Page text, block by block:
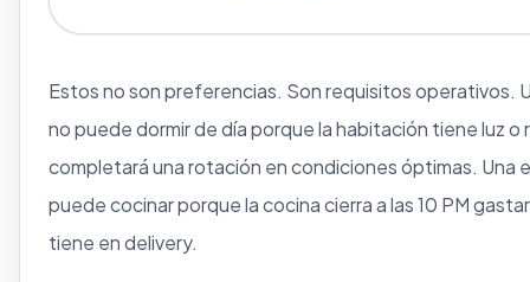
Estos no son preferencias. Son requisitos operativos.
no puede dormir de día porque la habitación tiene luz o
completará una rotación en condiciones óptimas. Una
puede cocinar porque la cocina cierra a las 10 PM
tiene en delivery.